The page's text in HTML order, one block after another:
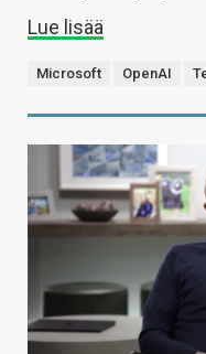
Lue lisää
Microsoft OpenAI